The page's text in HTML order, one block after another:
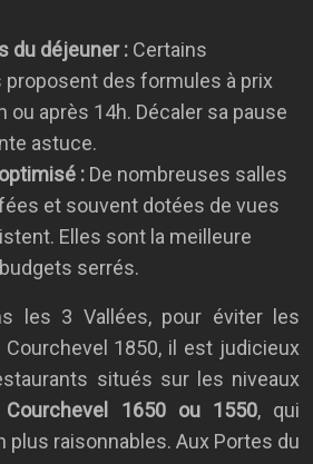
du déjeuner : Certains
des formules à prix
ou après 14h. Décaler sa pause
astuce.
: De nombreuses salles
et souvent dotées de vues
Elles sont la meilleure
serrés.
les 3 Vallées, pour éviter les
1850, il est judicieux
situés sur les niveaux
Courchevel 1650 ou 1550, qui
plus raisonnables. Aux Portes du